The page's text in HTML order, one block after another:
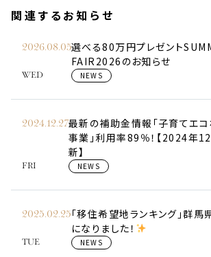
関連するお知らせ
2026.08.05
WED
選べる80万円プレゼント
FAIR2026のお知らせ
NEWS
2024.12.27
FRI
最新の補助金情報「子育てエ
事業」利用率89％！【2024年
新】
NEWS
2025.02.25
TUE
「移住希望地ランキング」群
になりました！
NEWS